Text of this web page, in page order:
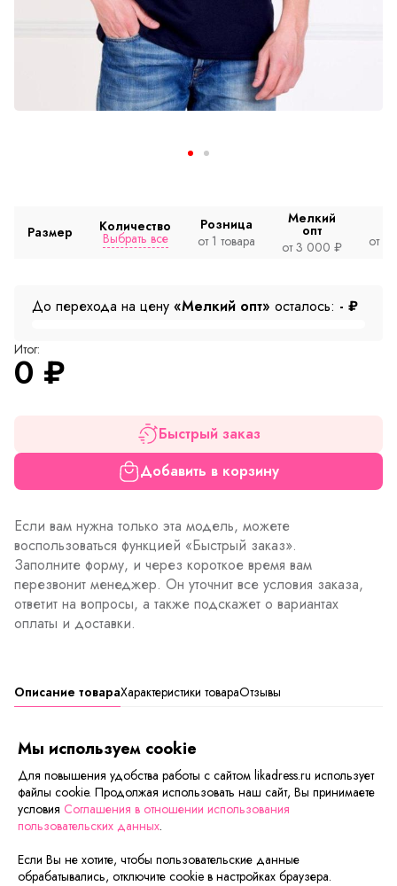
Размер Количество
Выбрать все
Розница
от 1 товара
Мелкий
опт
от 3 000 ₽
от
До перехода на цену «Мелкий опт» осталось: - ₽
Итог:
0 ₽
Быстрый заказ
Добавить в корзину
Если вам нужна только эта модель, можете
воспользоваться функцией «Быстрый заказ».
Заполните форму, и через короткое время вам
перезвонит менеджер. Он уточнит все условия заказа,
ответит на вопросы, а также подскажет о вариантах
оплаты и доставки.
Описание товараХарактеристики товараОтзывы
Состав:100% хлопок
Товар уценен в виду незначительного дефекта на
ткани
Сейчас на сайте смотрят
Мы используем cookie
Для повышения удобства работы с сайтом likadress.ru использует
файлы cookie. Продолжая использовать наш сайт, Вы принимаете
условия Соглашения в отношении использования
пользовательских данных.
Если Вы не хотите, чтобы пользовательские данные
обрабатывались, отключите cookie в настройках браузера.